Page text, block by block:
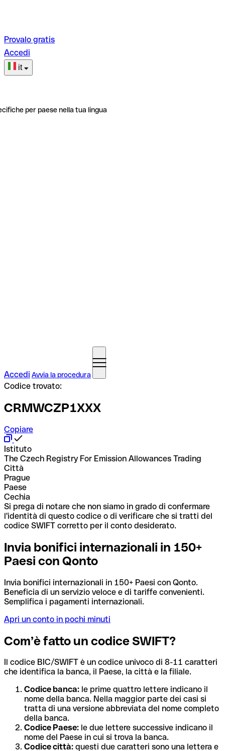
Provalo gratis
Accedi
it
per paese nella tua lingua
Accedi Avvia la procedura
Codice trovato:
CRMWCZP1XXX
Copiare
Istituto
The Czech Registry For Emission Allowances Trading
Città
Prague
Paese
Cechia
Si prega di notare che non siamo in grado di confermare
l'identità di questo codice o di verificare che si tratti del
codice SWIFT corretto per il conto desiderato.
Invia bonifici internazionali in 150+
Paesi con Qonto
Invia bonifici internazionali in 150+ Paesi con Qonto.
Beneficia di un servizio veloce e di tariffe convenienti.
Semplifica i pagamenti internazionali.
Apri un conto in pochi minuti
Com’è fatto un codice SWIFT?
Il codice BIC/SWIFT è un codice univoco di 8-11 caratteri
che identifica la banca, il Paese, la città e la filiale.
Codice banca: le prime quattro lettere indicano il
nome della banca. Nella maggior parte dei casi si
tratta di una versione abbreviata del nome completo
della banca.
Codice Paese: le due lettere successive indicano il
nome del Paese in cui si trova la banca.
Codice città: questi due caratteri sono una lettera e